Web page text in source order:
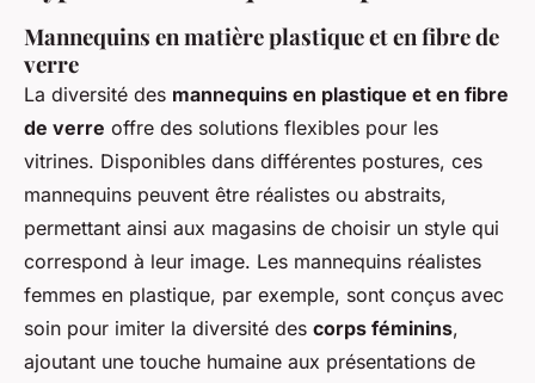
Mannequins en matière plastique et en fibre de
verre
La diversité des mannequins en plastique et en fibre
de verre offre des solutions flexibles pour les
vitrines. Disponibles dans différentes postures, ces
mannequins peuvent être réalistes ou abstraits,
permettant ainsi aux magasins de choisir un style qui
correspond à leur image. Les mannequins réalistes
femmes en plastique, par exemple, sont conçus avec
soin pour imiter la diversité des corps féminins,
ajoutant une touche humaine aux présentations de